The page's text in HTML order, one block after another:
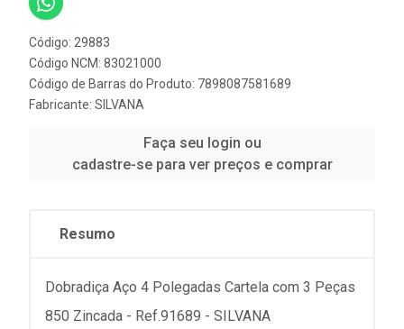
Código: 29883
Código NCM: 83021000
Código de Barras do Produto: 7898087581689
Fabricante: SILVANA
Faça seu login ou
cadastre-se para ver preços e comprar
Resumo
Dobradiça Aço 4 Polegadas Cartela com 3 Peças
850 Zincada - Ref.91689 - SILVANA